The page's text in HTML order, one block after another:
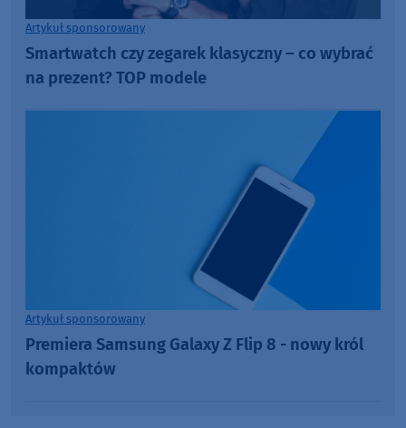
Artykuł sponsorowany
Smartwatch czy zegarek klasyczny – co wybrać
na prezent? TOP modele
Artykuł sponsorowany
Premiera Samsung Galaxy Z Flip 8 - nowy król
kompaktów